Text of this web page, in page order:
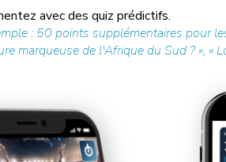
avec des quiz prédictifs.
: 50 points supplémentaires pour
marqueuse de l'Afrique du Sud ? », «